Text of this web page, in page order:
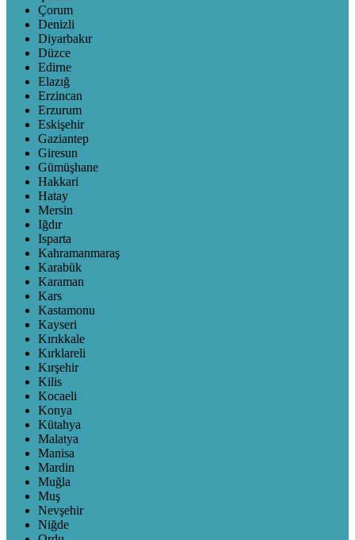
Çorum
Denizli
Diyarbakır
Düzce
Edirne
Elazığ
Erzincan
Erzurum
Eskişehir
Gaziantep
Giresun
Gümüşhane
Hakkari
Hatay
Mersin
Iğdır
Isparta
Kahramanmaraş
Karabük
Karaman
Kars
Kastamonu
Kayseri
Kırıkkale
Kırklareli
Kırşehir
Kilis
Kocaeli
Konya
Kütahya
Malatya
Manisa
Mardin
Muğla
Muş
Nevşehir
Niğde